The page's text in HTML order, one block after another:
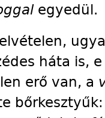
egyedül.
háta is,
erő van, a